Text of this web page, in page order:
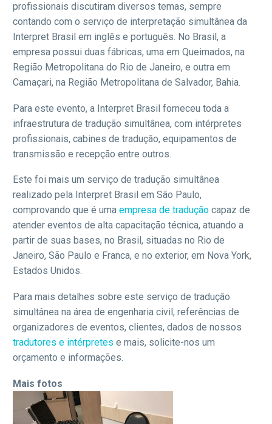
profissionais discutiram diversos temas, sempre
contando com o serviço de interpretação simultânea da
Interpret Brasil em inglês e português. No Brasil, a
empresa possui duas fábricas, uma em Queimados, na
Região Metropolitana do Rio de Janeiro, e outra em
Camaçari, na Região Metropolitana de Salvador, Bahia.
Para este evento, a Interpret Brasil forneceu toda a
infraestrutura de tradução simultânea, com intérpretes
profissionais, cabines de tradução, equipamentos de
transmissão e recepção entre outros.
Este foi mais um serviço de tradução simultânea
realizado pela Interpret Brasil em São Paulo,
comprovando que é uma empresa de tradução capaz de
atender eventos de alta capacitação técnica, atuando a
partir de suas bases, no Brasil, situadas no Rio de
Janeiro, São Paulo e Franca, e no exterior, em Nova York,
Estados Unidos.
Para mais detalhes sobre este serviço de tradução
simultânea na área de engenharia civil, referências de
organizadores de eventos, clientes, dados de nossos
tradutores e intérpretes e mais, solicite-nos um
orçamento e informações.
Mais fotos